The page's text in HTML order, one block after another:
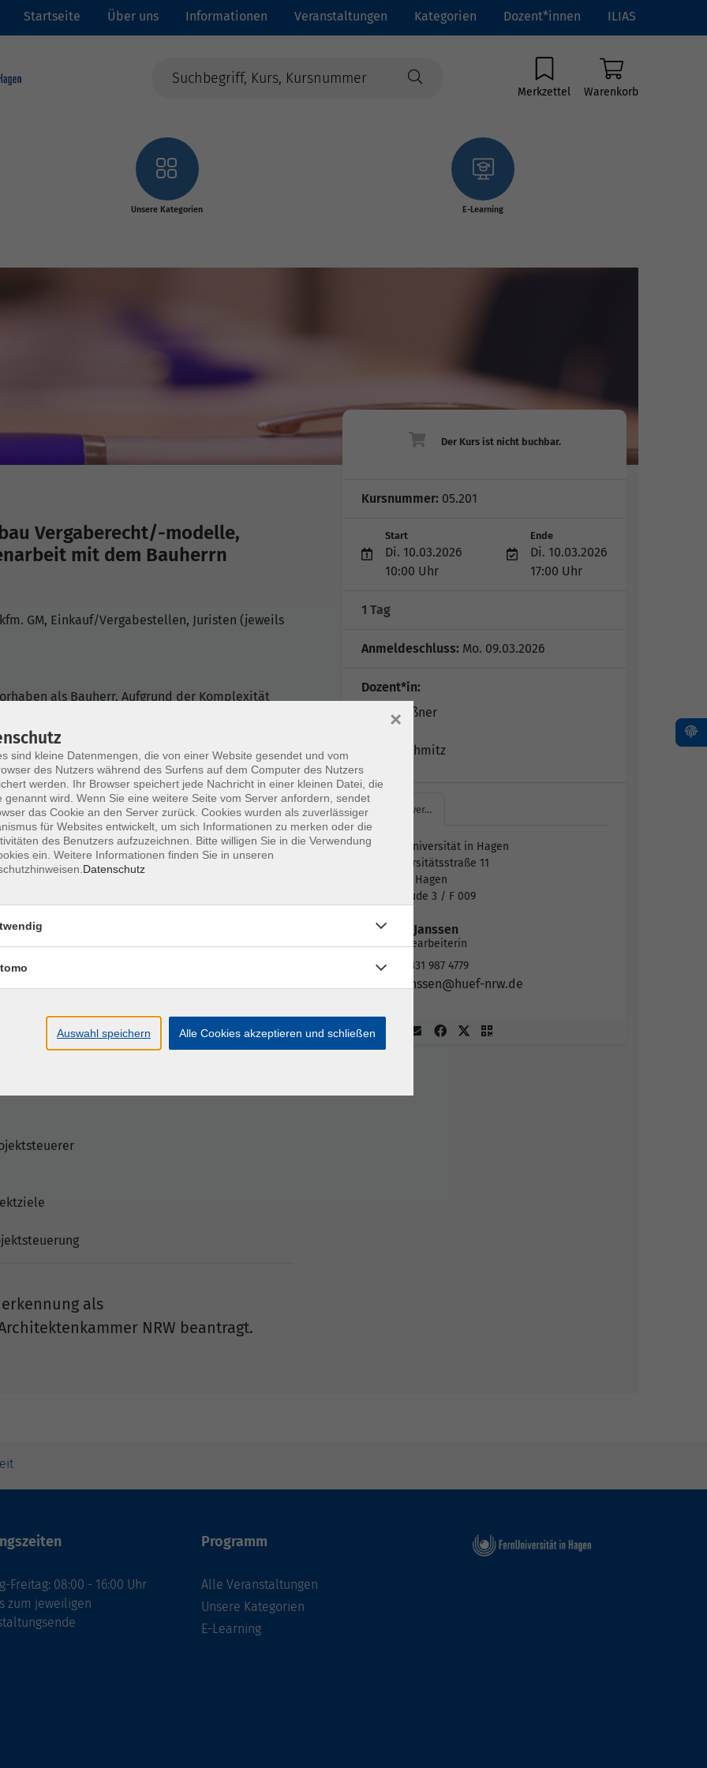
Startseite Über uns Informationen Veranstaltungen Kategorien Dozent*innen ILIAS
Merkzettel Warenkorb
Unsere Kategorien E-Learning
Vergaberecht/-modelle,
mit dem Bauherrn
GM, Einkauf/Vergabestellen, Juristen (jeweils
als Bauherr. Aufgrund der Komplexität
Vergabe bis hin zu Total- oder
in Betracht, um
qualitätsgerecht zu realisieren. Häufig ist
mit einem Projektsteuerer empfehlenswert.
Überblick über die einzelnen Modelle und deren
und die Prüfschritte werden erläutert.
rechtssicher vergeben werden können. Sie
zwischen Bauherrn und Auftragnehmer
Aufgaben die Beteiligten übernehmen und
beim Bauherrn verbleiben.
„aus einer Hand“
eine Gesamtvergabe
und wofür?
als
NRW beantragt.
Kursnummer: 05.201
Start
Di. 10.03.2026
10:00 Uhr
Ende
Di. 10.03.2026
17:00 Uhr
1 Tag
Anmeldeschluss: Mo. 09.03.2026
Dozent*in:
Janko Geßner
Dieter Schmitz
FernUniver…
FernUniversität in Hagen
Universitätsstraße 11
58097 Hagen
Gebäude 3 / F 009
Sindi Janssen
Sachbearbeiterin
02331 987 4779
janssen@huef-nrw.de
Freitag: 08:00 - 16:00 Uhr
zum jeweiligen
Programm
Alle Veranstaltungen
Unsere Kategorien
E-Learning
sind kleine Datenmengen, die von einer Website gesendet und vom
des Nutzers während des Surfens auf dem Computer des Nutzers
werden. Ihr Browser speichert jede Nachricht in einer kleinen Datei, die
genannt wird. Wenn Sie eine weitere Seite vom Server anfordern, sendet
das Cookie an den Server zurück. Cookies wurden als zuverlässiger
für Websites entwickelt, um sich Informationen zu merken oder die
des Benutzers aufzuzeichnen. Bitte willigen Sie in die Verwendung
ein. Weitere Informationen finden Sie in unseren
Datenschutz
×
Auswahl speichern Alle Cookies akzeptieren und schließen